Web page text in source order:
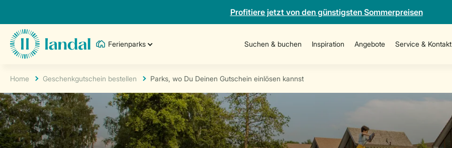
Profitiere jetzt von den günstigsten Sommerpreisen
Ferienparks Suchen & buchen Inspiration Angebote Service & Kontakt
Home Geschenkgutschein bestellen Parks, wo Du Deinen Gutschein einlösen kannst